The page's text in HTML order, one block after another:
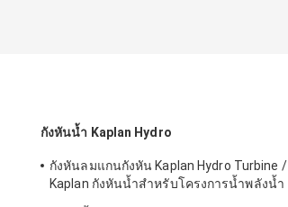
กังหันน้ำ Kaplan Hydro
กังหันลมแกนกังหัน Kaplan Hydro Turbine /
Kaplan กังหันน้ำสำหรับโครงการน้ำพลังน้ำ
ขนาด 2 เมตร - 70 เมตร